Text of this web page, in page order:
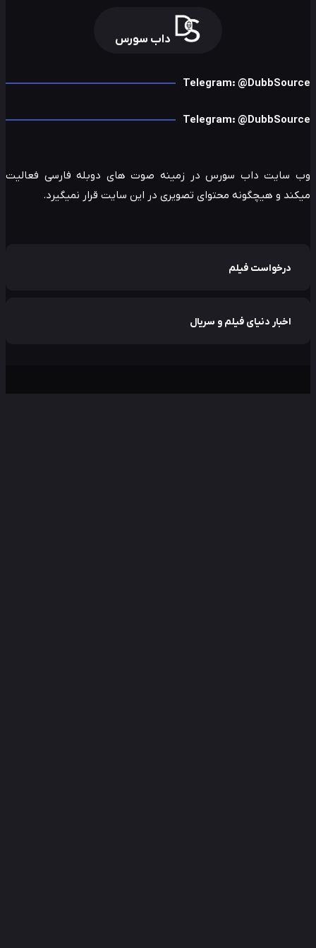
داب سورس
Telegram:
Telegram:
سایت داب سورس در زمینه صوت های دوبله فارسی فعالیت
و هیچگونه محتوای تصویری در این سایت قرار نمیگیرد.
درخواست فیلم
اخبار دنیای فیلم و سریال